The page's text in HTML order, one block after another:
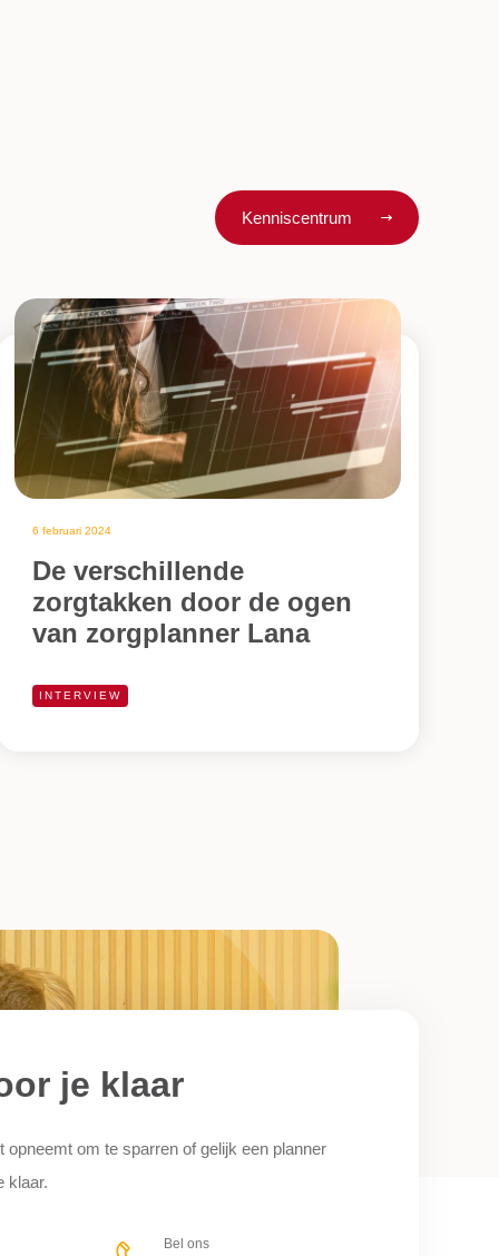
Kenniscentrum
6 februari 2024
De verschillende
zorgtakken door de ogen
van zorgplanner Lana
INTERVIEW
je klaar
opneemt om te sparren of gelijk een planner
klaar.
Bel ons